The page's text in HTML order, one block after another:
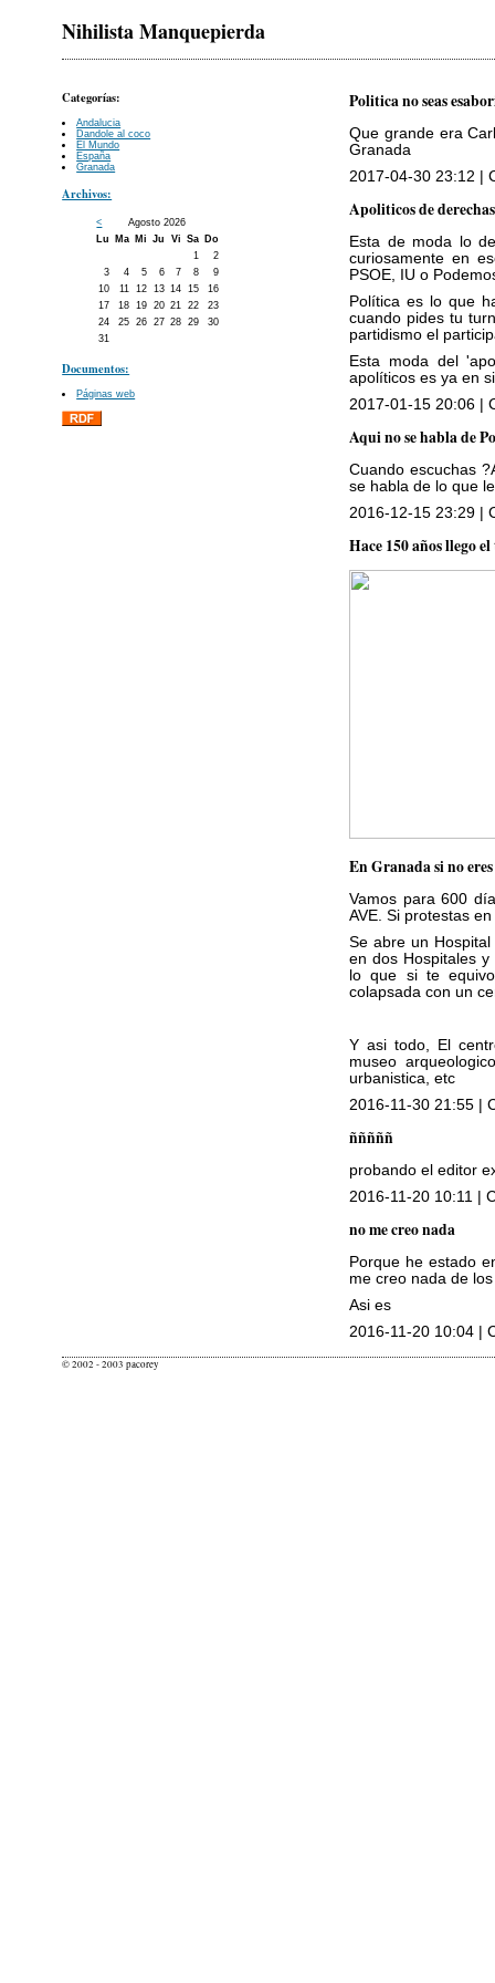
Nihilista Manquepierda
Categorías:
Andalucia
Dandole al coco
El Mundo
España
Granada
Archivos:
<
Agosto 2026
Lu
Ma Mi Ju Vi Sa
Do
1
2
3
4 5 6 7 8
9
10
11 12 13 14 15
16
17
18 19 20 21 22
23
24
25 26 27 28 29
30
31
Documentos:
Páginas web
Politica no seas
Que grande era
Granada
2017-04-30 23:12 |
Apoliticos de derechas
Esta de moda lo
curiosamente en
PSOE, IU o
Política es lo que
cuando pides tu
partidismo el
Esta moda del
apolíticos es ya en
2017-01-15 20:06 |
Aqui no se habla de
Cuando escuchas
se habla de lo que
2016-12-15 23:29 |
Hace 150 años llego
En Granada si no
Vamos para 600
AVE. Si protestas
Se abre un
en dos Hospitales
lo que si te
colapsada con un
Y asi todo, El
museo
urbanistica, etc
2016-11-30 21:55 |
ñññññ
probando el editor
2016-11-20 10:11 |
no me creo nada
Porque he estado
me creo nada de
Asi es
2016-11-20 10:04 |
© 2002 - 2003 pacorey